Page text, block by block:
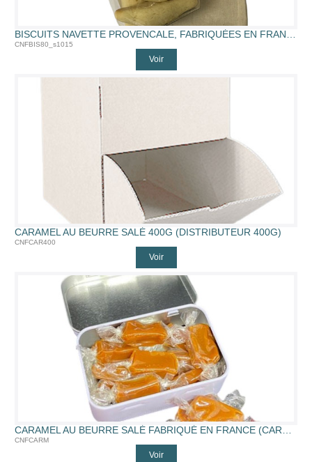
BISCUITS NAVETTE PROVENCALE, FABRIQUÉES EN FRANCE (NAVETTE 80G SAC10X15CM)
CNFBIS80_s1015
Voir
CARAMEL AU BEURRE SALÉ 400G (DISTRIBUTEUR 400G)
CNFCAR400
Voir
CARAMEL AU BEURRE SALÉ FABRIQUÉ EN FRANCE (CARAMELBOITE)
CNFCARM
Voir